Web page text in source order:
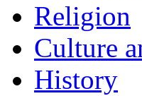
Religion
Culture
History